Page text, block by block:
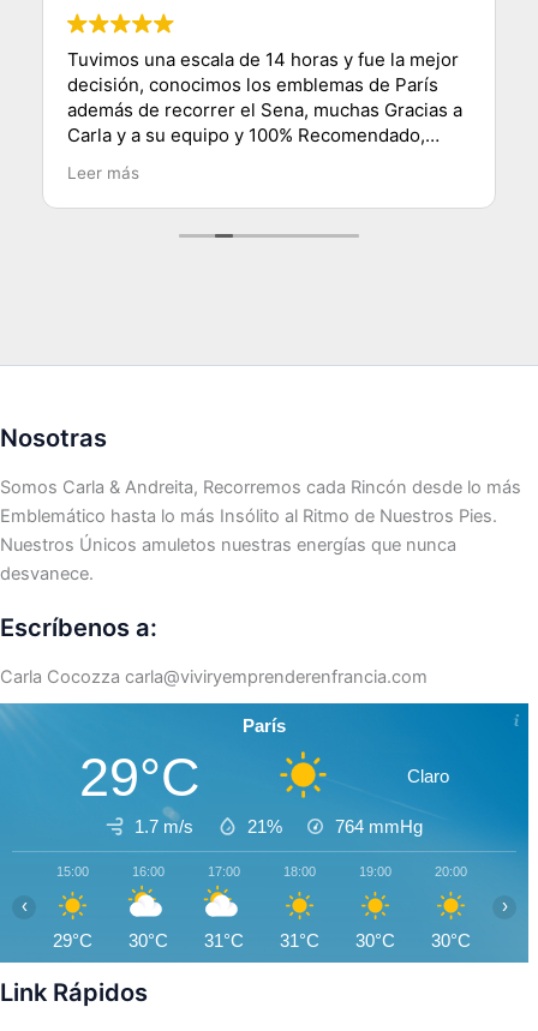
Tuvimos una escala de 14 horas y fue la mejor
decisión, conocimos los emblemas de París
además de recorrer el Sena, muchas Gracias a
Carla y a su equipo y 100% Recomendado,
saludos desde Chile.
Leer más
Nosotras
Somos Carla & Andreita, Recorremos cada Rincón desde lo más
Emblemático hasta lo más Insólito al Ritmo de Nuestros Pies.
Nuestros Únicos amuletos nuestras energías que nunca
desvanece.
Escríbenos a:
Carla Cocozza carla@viviryemprenderenfrancia.com
París
29°C Claro
1.7 m/s 21% 764 mmHg
15:00
29°C
16:00
30°C
17:00
31°C
18:00
31°C
19:00
30°C
20:00
30°C
‹ ›
Link Rápidos